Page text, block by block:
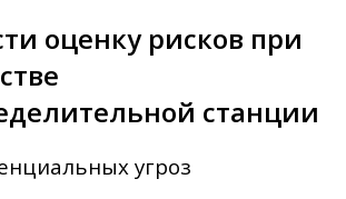
оценку рисков при
станции
угроз